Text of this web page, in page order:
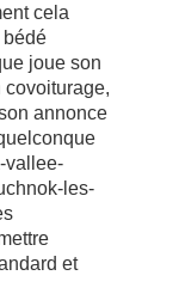
cela
bédé
joue son
covoiturage,
annonce
vallee-
les-
et